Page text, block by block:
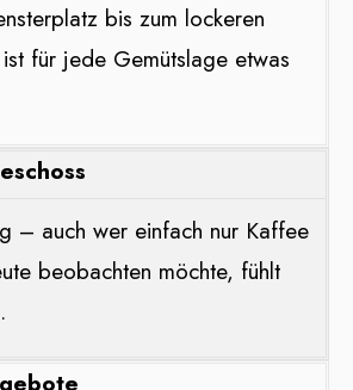
bis zum lockeren
für jede Gemütslage etwas
– auch wer einfach nur Kaffee
beobachten möchte, fühlt